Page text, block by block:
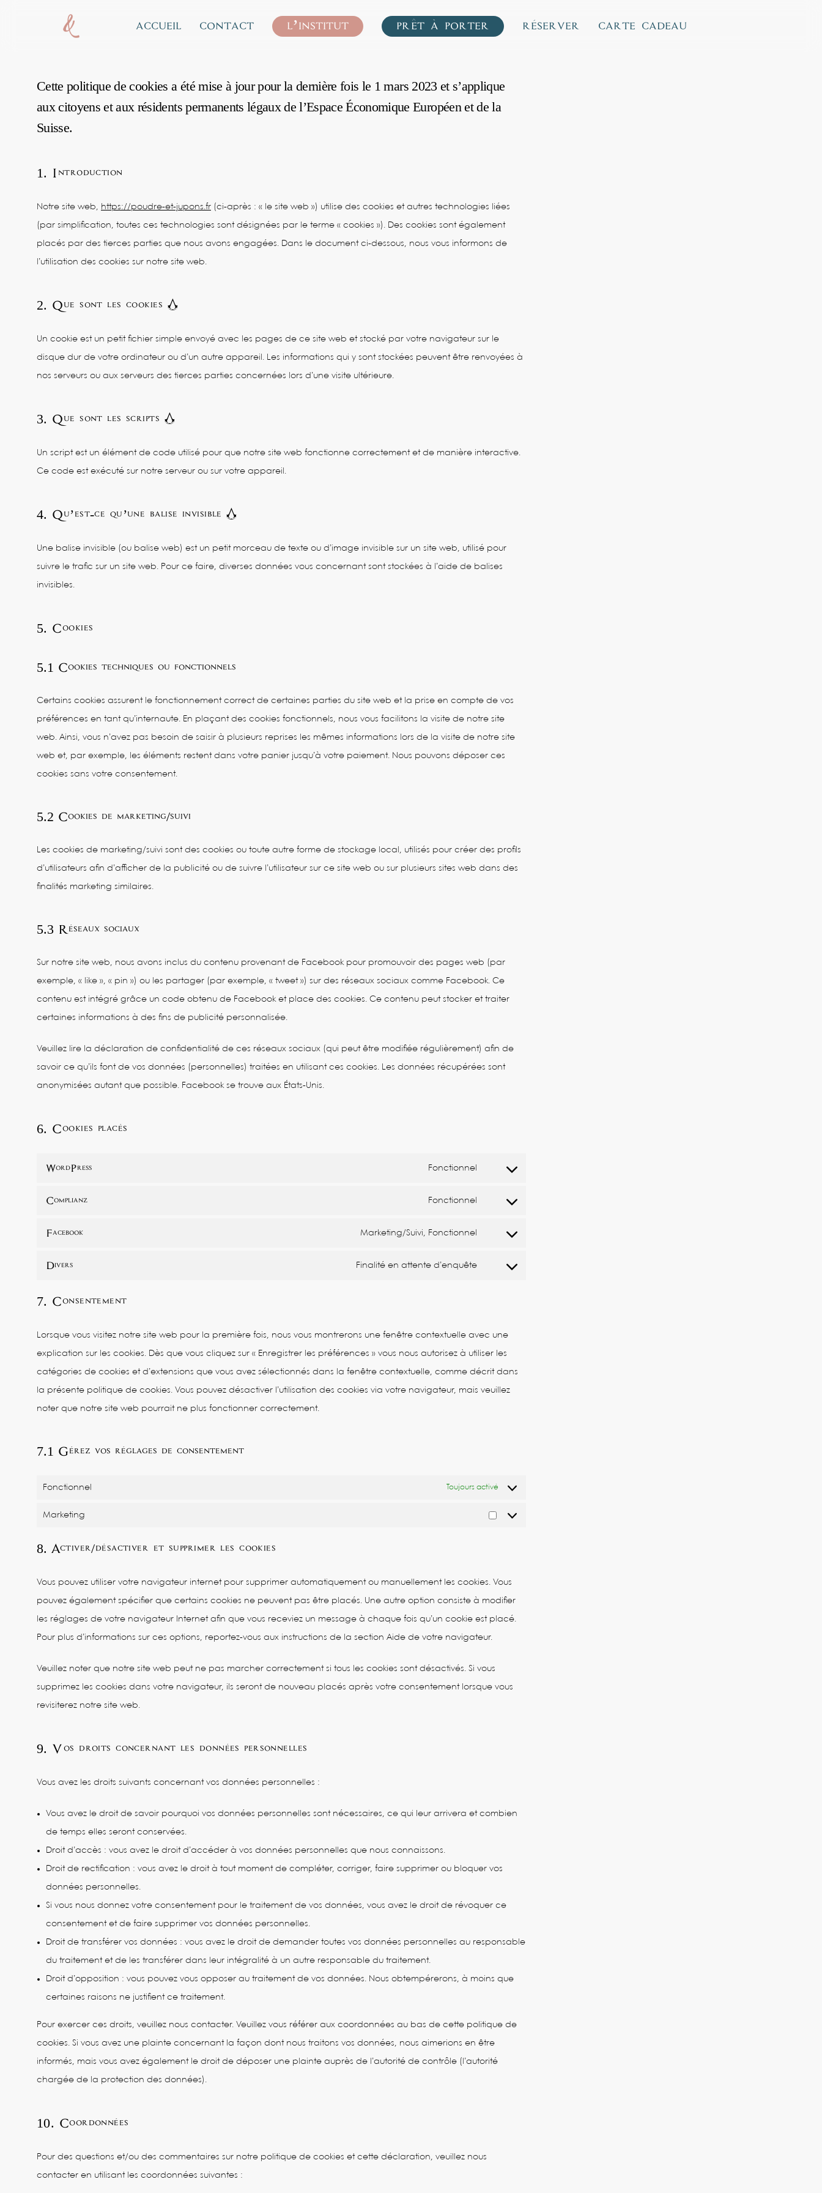
accueil contact l’institut prêt à porter réserver carte cadeau
Cette politique de cookies a été mise à jour pour la dernière fois le 1 mars 2023 et s’applique
aux citoyens et aux résidents permanents légaux de l’Espace Économique Européen et de la
Suisse.
1. Introduction
Notre site web, https://poudre-et-jupons.fr (ci-après : « le site web ») utilise des cookies et autres technologies liées
(par simplification, toutes ces technologies sont désignées par le terme « cookies »). Des cookies sont également
placés par des tierces parties que nous avons engagées. Dans le document ci-dessous, nous vous informons de
l’utilisation des cookies sur notre site web.
2. Que sont les cookies ?
Un cookie est un petit fichier simple envoyé avec les pages de ce site web et stocké par votre navigateur sur le
disque dur de votre ordinateur ou d’un autre appareil. Les informations qui y sont stockées peuvent être renvoyées à
nos serveurs ou aux serveurs des tierces parties concernées lors d’une visite ultérieure.
3. Que sont les scripts ?
Un script est un élément de code utilisé pour que notre site web fonctionne correctement et de manière interactive.
Ce code est exécuté sur notre serveur ou sur votre appareil.
4. Qu’est-ce qu’une balise invisible ?
Une balise invisible (ou balise web) est un petit morceau de texte ou d’image invisible sur un site web, utilisé pour
suivre le trafic sur un site web. Pour ce faire, diverses données vous concernant sont stockées à l’aide de balises
invisibles.
5. Cookies
5.1 Cookies techniques ou fonctionnels
Certains cookies assurent le fonctionnement correct de certaines parties du site web et la prise en compte de vos
préférences en tant qu’internaute. En plaçant des cookies fonctionnels, nous vous facilitons la visite de notre site
web. Ainsi, vous n’avez pas besoin de saisir à plusieurs reprises les mêmes informations lors de la visite de notre site
web et, par exemple, les éléments restent dans votre panier jusqu’à votre paiement. Nous pouvons déposer ces
cookies sans votre consentement.
5.2 Cookies de marketing/suivi
Les cookies de marketing/suivi sont des cookies ou toute autre forme de stockage local, utilisés pour créer des profils
d’utilisateurs afin d’afficher de la publicité ou de suivre l’utilisateur sur ce site web ou sur plusieurs sites web dans des
finalités marketing similaires.
5.3 Réseaux sociaux
Sur notre site web, nous avons inclus du contenu provenant de Facebook pour promouvoir des pages web (par
exemple, « like », « pin ») ou les partager (par exemple, « tweet ») sur des réseaux sociaux comme Facebook. Ce
contenu est intégré grâce un code obtenu de Facebook et place des cookies. Ce contenu peut stocker et traiter
certaines informations à des fins de publicité personnalisée.
Veuillez lire la déclaration de confidentialité de ces réseaux sociaux (qui peut être modifiée régulièrement) afin de
savoir ce qu’ils font de vos données (personnelles) traitées en utilisant ces cookies. Les données récupérées sont
anonymisées autant que possible. Facebook se trouve aux États-Unis.
6. Cookies placés
WordPress
Fonctionnel
wordpress
Complianz
Fonctionnel
complianz
Facebook
Marketing/Suivi, Fonctionnel
Divers
Finalité en attente d’enquête
7. Consentement
Lorsque vous visitez notre site web pour la première fois, nous vous montrerons une fenêtre contextuelle avec une
explication sur les cookies. Dès que vous cliquez sur « Enregistrer les préférences » vous nous autorisez à utiliser les
catégories de cookies et d’extensions que vous avez sélectionnés dans la fenêtre contextuelle, comme décrit dans
la présente politique de cookies. Vous pouvez désactiver l’utilisation des cookies via votre navigateur, mais veuillez
noter que notre site web pourrait ne plus fonctionner correctement.
7.1 Gérez vos réglages de consentement
Fonctionnel Toujours activé
Marketing
8. Activer/désactiver et supprimer les cookies
Vous pouvez utiliser votre navigateur internet pour supprimer automatiquement ou manuellement les cookies. Vous
pouvez également spécifier que certains cookies ne peuvent pas être placés. Une autre option consiste à modifier
les réglages de votre navigateur Internet afin que vous receviez un message à chaque fois qu’un cookie est placé.
Pour plus d’informations sur ces options, reportez-vous aux instructions de la section Aide de votre navigateur.
Veuillez noter que notre site web peut ne pas marcher correctement si tous les cookies sont désactivés. Si vous
supprimez les cookies dans votre navigateur, ils seront de nouveau placés après votre consentement lorsque vous
revisiterez notre site web.
9. Vos droits concernant les données personnelles
Vous avez les droits suivants concernant vos données personnelles :
Vous avez le droit de savoir pourquoi vos données personnelles sont nécessaires, ce qui leur arrivera et combien
de temps elles seront conservées.
Droit d’accès : vous avez le droit d’accéder à vos données personnelles que nous connaissons.
Droit de rectification : vous avez le droit à tout moment de compléter, corriger, faire supprimer ou bloquer vos
données personnelles.
Si vous nous donnez votre consentement pour le traitement de vos données, vous avez le droit de révoquer ce
consentement et de faire supprimer vos données personnelles.
Droit de transférer vos données : vous avez le droit de demander toutes vos données personnelles au responsable
du traitement et de les transférer dans leur intégralité à un autre responsable du traitement.
Droit d’opposition : vous pouvez vous opposer au traitement de vos données. Nous obtempérerons, à moins que
certaines raisons ne justifient ce traitement.
Pour exercer ces droits, veuillez nous contacter. Veuillez vous référer aux coordonnées au bas de cette politique de
cookies. Si vous avez une plainte concernant la façon dont nous traitons vos données, nous aimerions en être
informés, mais vous avez également le droit de déposer une plainte auprès de l’autorité de contrôle (l’autorité
chargée de la protection des données).
10. Coordonnées
Pour des questions et/ou des commentaires sur notre politique de cookies et cette déclaration, veuillez nous
contacter en utilisant les coordonnées suivantes :